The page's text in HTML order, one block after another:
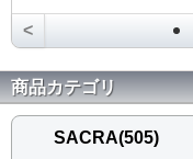
<
商品カテゴリ
SACRA(505)